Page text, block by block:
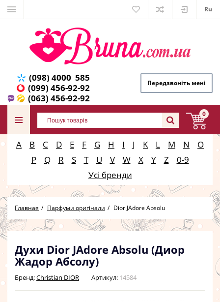
Ru
(098) 4000 585
(099) 456-92-92
(063) 456-92-92
Передзвоніть мені
0
A B C D E F G H I J K L M N
O
P
Q R S T U V W X Y Z
0-9
Усі бренди
Главная Парфуми оригінали Dior JAdore Absolu
Духи Dior JAdore Absolu (Диор
Жадор Абсолу)
Бренд:Christian DIOR Артикул: 14584